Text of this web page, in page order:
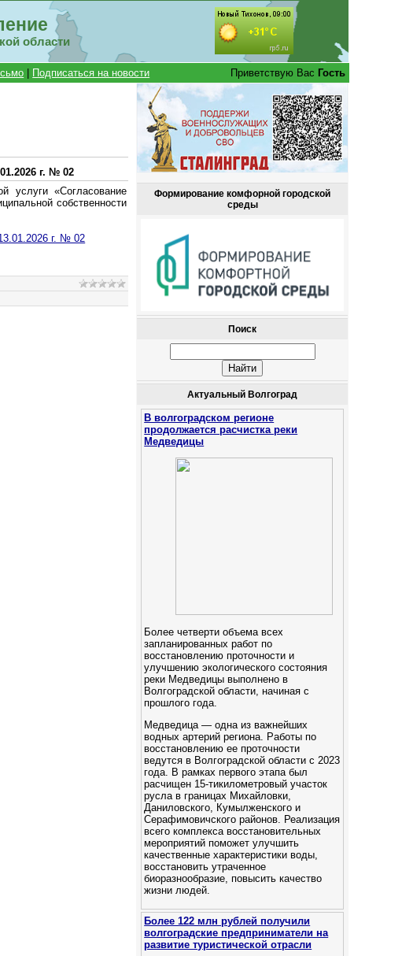
области
Подписаться на новости Приветствую Вас Гость
г. № 02
услуги «Согласование
собственности
г. № 02
Формирование комфорной городской
среды
Поиск
Актуальный Волгоград
В волгоградском регионе
продолжается расчистка реки
Медведицы
Более четверти объема всех
запланированных работ по
восстановлению проточности и
улучшению экологического состояния
реки Медведицы выполнено в
Волгоградской области, начиная с
прошлого года.
Медведица — одна из важнейших
водных артерий региона. Работы по
восстановлению ее проточности
ведутся в Волгоградской области с 2023
года. В рамках первого этапа был
расчищен 15-тикилометровый участок
русла в границах Михайловки,
Даниловского, Кумылженского и
Серафимовичского районов. Реализация
всего комплекса восстановительных
мероприятий поможет улучшить
качественные характеристики воды,
восстановить утраченное
биоразнообразие, повысить качество
жизни людей.
Более 122 млн рублей получили
волгоградские предприниматели на
развитие туристической отрасли